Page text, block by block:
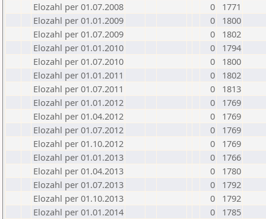
Elozahl per 01.07.2008
0
1771
Elozahl per 01.01.2009
0
1800
Elozahl per 01.07.2009
0
1802
Elozahl per 01.01.2010
0
1794
Elozahl per 01.07.2010
0
1800
Elozahl per 01.01.2011
0
1802
Elozahl per 01.07.2011
0
1813
Elozahl per 01.01.2012
0
1769
Elozahl per 01.04.2012
0
1769
Elozahl per 01.07.2012
0
1769
Elozahl per 01.10.2012
0
1769
Elozahl per 01.01.2013
0
1766
Elozahl per 01.04.2013
0
1780
Elozahl per 01.07.2013
0
1792
Elozahl per 01.10.2013
0
1792
Elozahl per 01.01.2014
0
1785